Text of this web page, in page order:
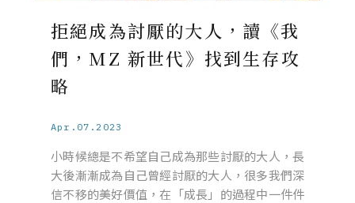
拒絕成為討厭的大人，讀《我
們，MZ 新世代》找到生存攻
略
Apr.07.2023
小時候總是不希望自己成為那些討厭的大人，長
大後漸漸成為自己曾經討厭的大人，很多我們深
信不移的美好價值，在「成長」的過程中一件件